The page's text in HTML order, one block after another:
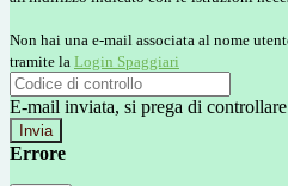
Non hai una e-mail associata al nome
tramite la Login Spaggiari
E-mail inviata, si prega di
Errore